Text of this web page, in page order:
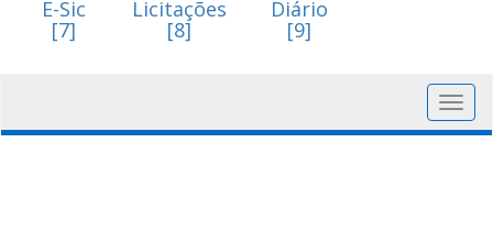
E-Sic
[7]
Licitações
[8]
Diário
[9]